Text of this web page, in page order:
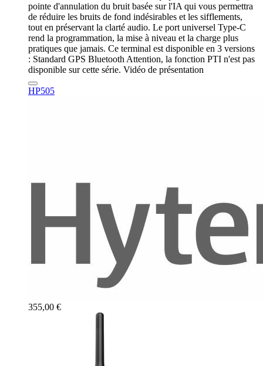
pointe d'annulation du bruit basée sur l'IA qui vous permettra
de réduire les bruits de fond indésirables et les sifflements,
tout en préservant la clarté audio. Le port universel Type-C
rend la programmation, la mise à niveau et la charge plus
pratiques que jamais. Ce terminal est disponible en 3 versions
: Standard GPS Bluetooth Attention, la fonction PTI n'est pas
disponible sur cette série. Vidéo de présentation
HP505
355,00 €